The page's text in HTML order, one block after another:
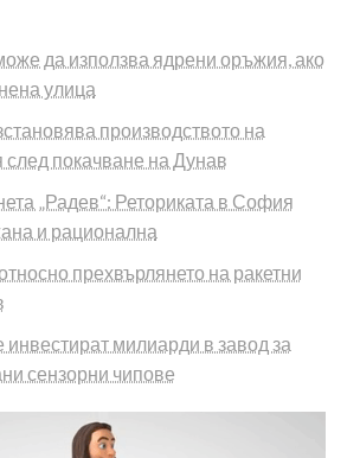
да използва ядрени оръжия, ако
улица
производството на
след покачване на Дунав
„Радев“: Реториката в София
и рационална
прехвърлянето на ракетни
инвестират милиарди в завод за
сензорни чипове